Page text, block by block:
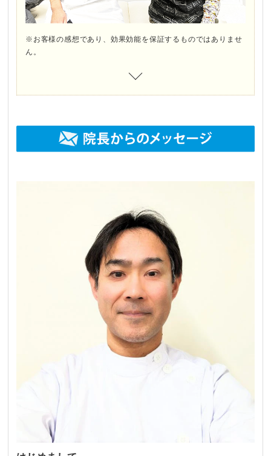
※お客様の感想であり、効果効能を保証するものではありませ
ん。